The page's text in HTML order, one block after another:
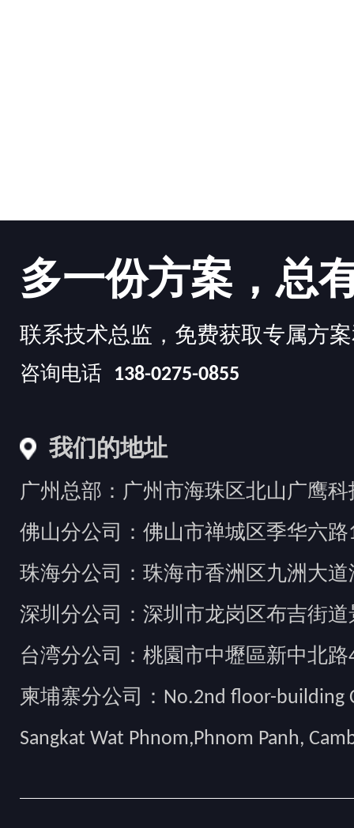
多一份方案，总
联系技术总监，免费获取专属方
咨询电话 138-0275-0855
我们的地址
广州总部：广州市海珠区北山广鹰科
佛山分公司：佛山市禅城区季华六路
珠海分公司：珠海市香洲区九洲大道
深圳分公司：深圳市龙岗区布吉街
台湾分公司：桃園市中壢區新中北路
柬埔寨分公司：No.2nd floor-building
Sangkat Wat Phnom,Phnom Panh,